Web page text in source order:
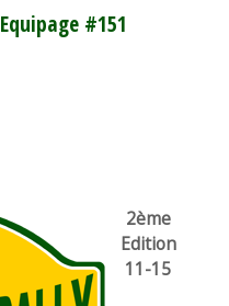
Equipage #151
2ème
Edition
11-15